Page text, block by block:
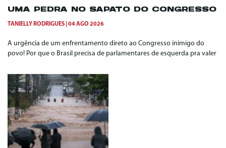
UMA PEDRA NO SAPATO DO CONGRESSO
TANIELLY RODRIGUES 04 AGO 2026
A urgência de um enfrentamento direto ao Congresso inimigo do
povo! Por que o Brasil precisa de parlamentares de esquerda pra valer